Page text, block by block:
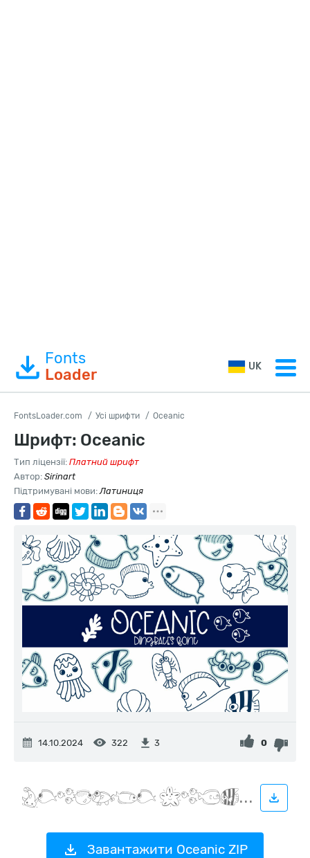
Fonts
Loader
UK
FontsLoader.com Усі шрифти Oceanic
Шрифт: Oceanic
Тип ліцензії: Платний шрифт
Автор: Sirinart
Підтримувані мови:Латиниця
14.10.2024 322 3 0
Завантажити Oceanic ZIP